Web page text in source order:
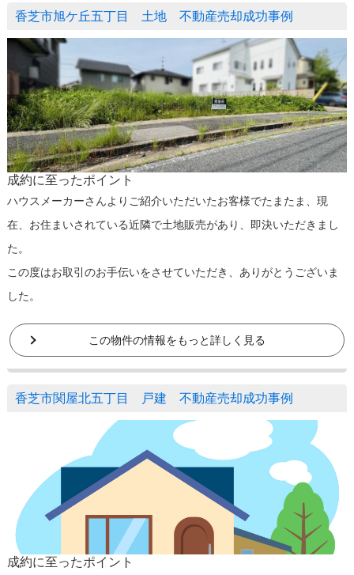
香芝市旭ケ丘五丁目 土地 不動産売却成功事例
成約に至ったポイント
ハウスメーカーさんよりご紹介いただいたお客様でたまたま、現
在、お住まいされている近隣で土地販売があり、即決いただきまし
た。
この度はお取引のお手伝いをさせていただき、ありがとうございま
した。
この物件の情報をもっと詳しく見る
香芝市関屋北五丁目 戸建 不動産売却成功事例
成約に至ったポイント